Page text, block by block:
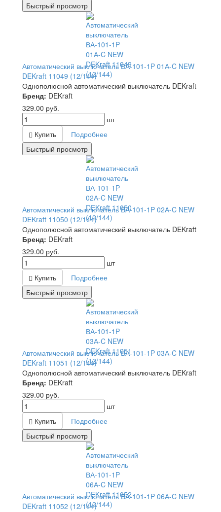
Быстрый просмотр
Автоматический выключатель ВА-101-1P 01А-C NEW
DEKraft 11049 (12/144)
Однополюсной автоматический выключатель DEKraft
Бренд: DEKraft
329.00 руб.
шт
Купить
Подробнее
Быстрый просмотр
Автоматический выключатель ВА-101-1P 02А-C NEW
DEKraft 11050 (12/144)
Однополюсной автоматический выключатель DEKraft
Бренд: DEKraft
329.00 руб.
шт
Купить
Подробнее
Быстрый просмотр
Автоматический выключатель ВА-101-1P 03А-C NEW
DEKraft 11051 (12/144)
Однополюсной автоматический выключатель DEKraft
Бренд: DEKraft
329.00 руб.
шт
Купить
Подробнее
Быстрый просмотр
Автоматический выключатель ВА-101-1P 06А-C NEW
DEKraft 11052 (12/144)